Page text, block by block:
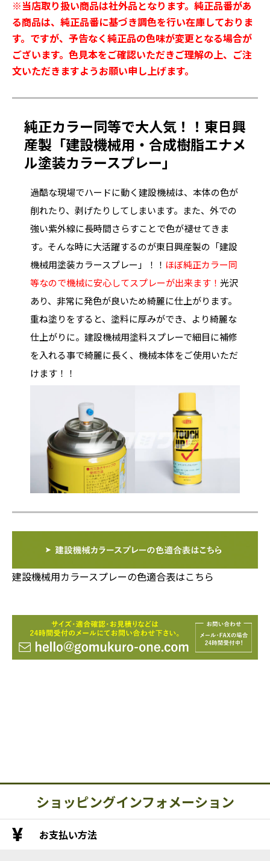
※当店取り扱い商品は社外品となります。純正品番があ
る商品は、純正品番に基づき調色を行い在庫しておりま
す。ですが、予告なく純正品の色味が変更となる場合が
ございます。色見本をご確認いただきご理解の上、ご注
文いただきますようお願い申し上げます。
純正カラー同等で大人気！！東日興
産製「建設機械用・合成樹脂エナメ
ル塗装カラースプレー」
過酷な現場でハードに動く建設機械は、本体の色が
削れたり、剥げたりしてしまいます。また、外での
強い紫外線に長時間さらすことで色が褪せてきま
す。そんな時に大活躍するのが東日興産製の「建設
機械用塗装カラースプレー」！！ ほぼ純正カラー同
等なので機械に安心してスプレーが出来ます！ 光沢
あり、非常に発色が良いため綺麗に仕上がります。
重ね塗りをすると、塗料に厚みができ、より綺麗な
仕上がりに。建設機械用塗料スプレーで細目に補修
を入れる事で綺麗に長く、機械本体をご使用いただ
けます！！
建設機械用カラースプレーの色適合表はこちら
ショッピングインフォメーション
お支払い方法